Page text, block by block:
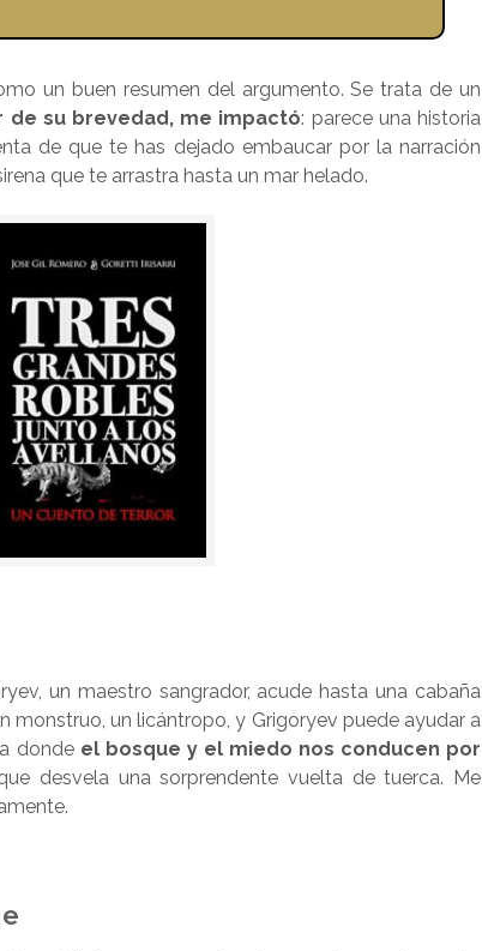
un buen resumen del argumento. Se trata de un
de su brevedad, me impactó: parece una historia
de que te has dejado embaucar por la narración
que te arrastra hasta un mar helado.
un maestro sangrador, acude hasta una cabaña
monstruo, un licántropo, y Grigoryev puede ayudar a
donde el bosque y el miedo nos conducen por
desvela una sorprendente vuelta de tuerca. Me